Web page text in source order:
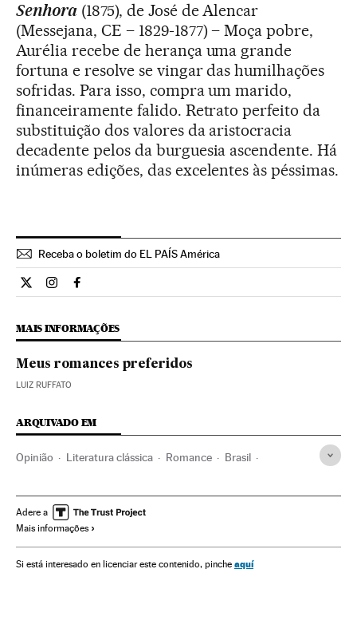
Senhora(1875), de José de Alencar
(Messejana, CE – 1829-1877) – Moça pobre,
Aurélia recebe de herança uma grande
fortuna e resolve se vingar das humilhações
sofridas. Para isso, compra um marido,
financeiramente falido. Retrato perfeito da
substituição dos valores da aristocracia
decadente pelos da burguesia ascendente. Há
inúmeras edições, das excelentes às péssimas.
Receba o boletim do EL PAÍS América
Opiniao El País Brasil en Twitter
Opiniao El País Brasil en Instagram
Opiniao El País Brasil en Facebook
MAIS INFORMAÇÕES
Meus romances preferidos
LUIZ RUFFATO
ARQUIVADO EM
Opinião Literatura clássica Romance Brasil
América Latina América
Adere a
Mais informações
Si está interesado en licenciar este contenido, pinche aquí